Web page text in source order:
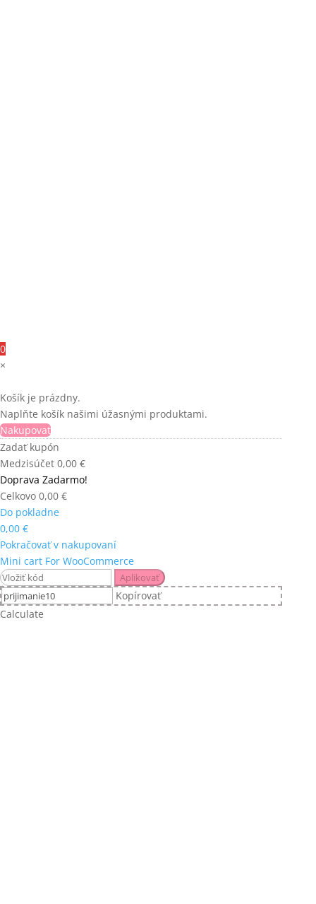
0
×
Košík je prázdny.
Naplňte košík našimi úžasnými produktami.
Nakupovať
Zadať kupón
Medzisúčet 0,00 €
Doprava Zadarmo!
Celkovo 0,00 €
Do pokladne
0,00 €
Pokračovať v nakupovaní
Mini cart For WooCommerce
Aplikovať
Kopírovať
Calculate